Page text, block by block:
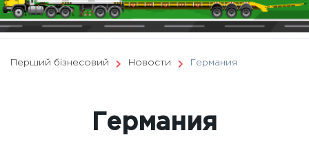
Перший бізнесовий Новости Германия
Германия